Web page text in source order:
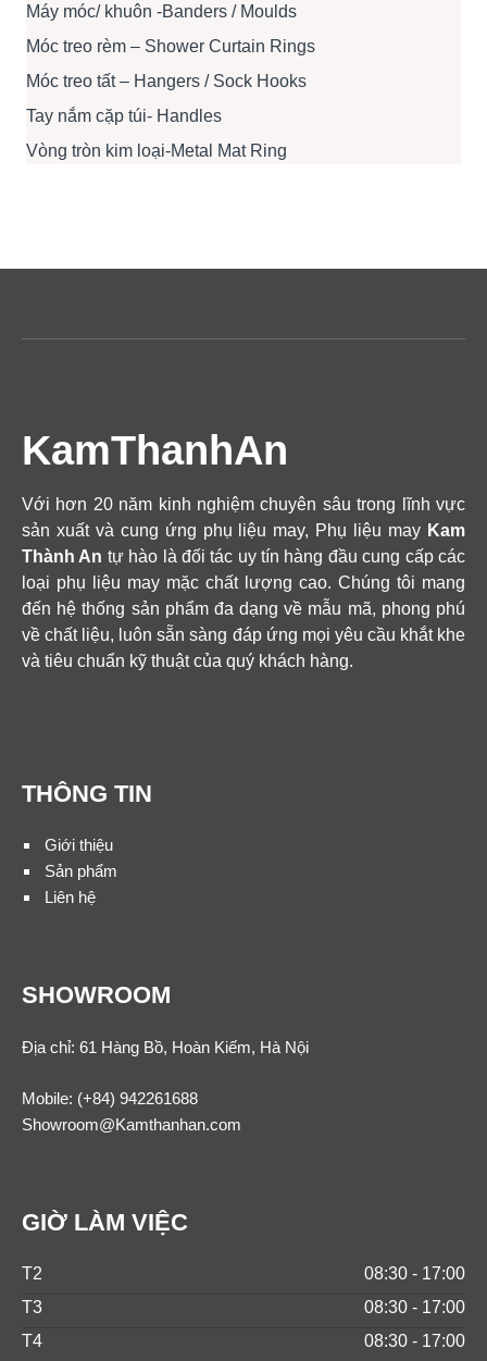
Máy móc/ khuôn -Banders / Moulds
Móc treo rèm – Shower Curtain Rings
Móc treo tất – Hangers / Sock Hooks
Tay nắm cặp túi- Handles
Vòng tròn kim loại-Metal Mat Ring
KamThanhAn
Với hơn 20 năm kinh nghiệm chuyên sâu trong lĩnh vực
sản xuất và cung ứng phụ liệu may, Phụ liệu may Kam
Thành An tự hào là đối tác uy tín hàng đầu cung cấp các
loại phụ liệu may mặc chất lượng cao. Chúng tôi mang
đến hệ thống sản phẩm đa dạng về mẫu mã, phong phú
về chất liệu, luôn sẵn sàng đáp ứng mọi yêu cầu khắt khe
và tiêu chuẩn kỹ thuật của quý khách hàng.
THÔNG TIN
Giới thiệu
Sản phẩm
Liên hệ
SHOWROOM
Địa chỉ: 61 Hàng Bồ, Hoàn Kiếm, Hà Nội
Mobile: (+84) 942261688
Showroom@Kamthanhan.com
GIỜ LÀM VIỆC
T2
08:30 - 17:00
T3
08:30 - 17:00
T4
08:30 - 17:00